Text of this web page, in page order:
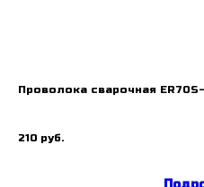
Проволока сварочная
210 руб.